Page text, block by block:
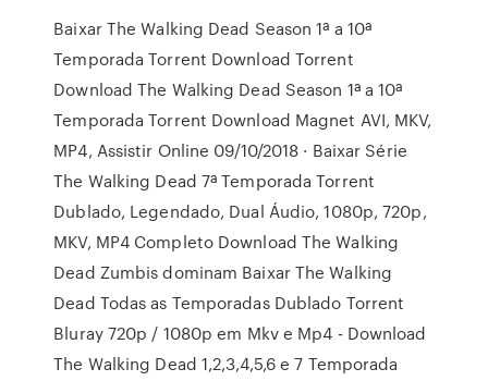
Baixar The Walking Dead Season 1ª a 10ª
Temporada Torrent Download Torrent
Download The Walking Dead Season 1ª a 10ª
Temporada Torrent Download Magnet AVI, MKV,
MP4, Assistir Online 09/10/2018 · Baixar Série
The Walking Dead 7ª Temporada Torrent
Dublado, Legendado, Dual Áudio, 1080p, 720p,
MKV, MP4 Completo Download The Walking
Dead Zumbis dominam Baixar The Walking
Dead Todas as Temporadas Dublado Torrent
Bluray 720p / 1080p em Mkv e Mp4 - Download
The Walking Dead 1,2,3,4,5,6 e 7 Temporada